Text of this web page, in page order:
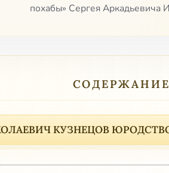
похабы» Сергея Аркадьевича
СОДЕРЖАНИЕ
КУЗНЕЦОВ